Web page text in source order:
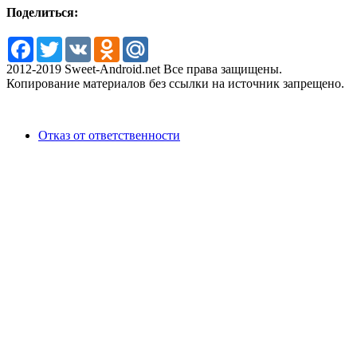
Поделиться:
Facebook
TwitterVK Odnoklassniki
2012-2019 Sweet-Android.net Все права защищены.
Копирование материалов без ссылки на источник запрещено.
Отказ от ответственности